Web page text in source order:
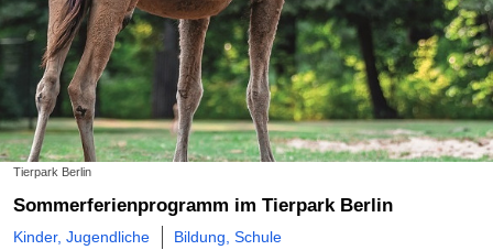
Tierpark Berlin
Sommerferienprogramm im Tierpark Berlin
Kinder, Jugendliche Bildung, Schule